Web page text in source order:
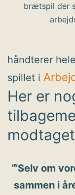
brætspil der
håndterer
spillet i
Her er
“Selv om
sammen i